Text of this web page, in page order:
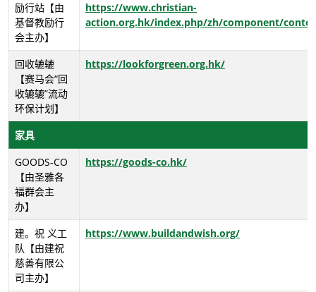
励行站【由
基督教励行
会主办】
https://www.christian-
action.org.hk/index.php/zh/component/
回收辘辘
【赛马会“回
收辘辘”流动
环保计划】
https://lookforgreen.org.hk/
家具
GOODS-CO
【由圣雅各
福群会主
办】
https://goods-co.hk/
建。祝 义工
队【由建祝
慈善有限公
司主办】
https://www.buildandwish.org/